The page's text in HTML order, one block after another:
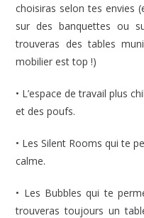
choisiras selon tes envies
sur des banquettes ou
trouveras des tables
mobilier est top !)
• L’espace de travail plus
et des poufs.
• Les Silent Rooms qui te
calme.
• Les Bubbles qui te
trouveras toujours un